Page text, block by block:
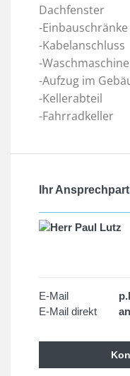
Dachfenster
-
-Kabelanschluss
-
-Aufzug im
-Kellerabteil
-Fahrradkeller
Ihr
E-Mail
E-Mail direkt